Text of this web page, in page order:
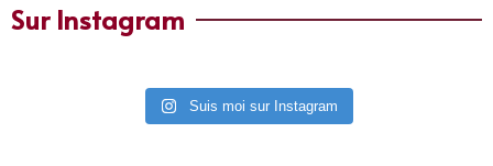
Sur Instagram
Suis moi sur Instagram